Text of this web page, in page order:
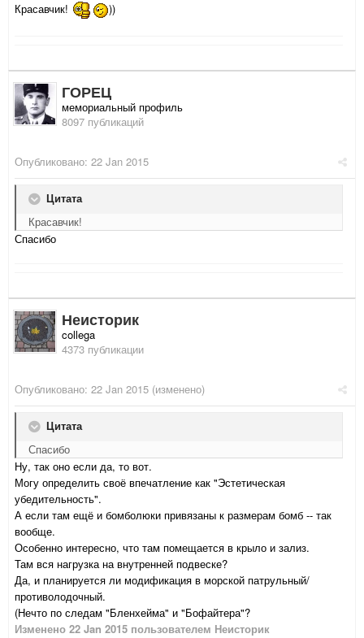
Красавчик!
))
ГОРЕЦ
мемориальный профиль
8097 публикаций
Опубликовано: 22 Jan 2015
Цитата
Красавчик!
Спасибо
Неисторик
collega
4373 публикации
Опубликовано: 22 Jan 2015 (изменено)
Цитата
Спасибо
Ну, так оно если да, то вот.
Могу определить своё впечатление как "Эстетическая
убедительность".
А если там ещё и бомболюки привязаны к размерам бомб -- так
вообще.
Особенно интересно, что там помещается в крыло и зализ.
Там вся нагрузка на внутренней подвеске?
Да, и планируется ли модификация в морской патрульный/
противолодочный.
(Нечто по следам "Бленхейма" и "Бофайтера"?
Изменено 22 Jan 2015 пользователем Неисторик